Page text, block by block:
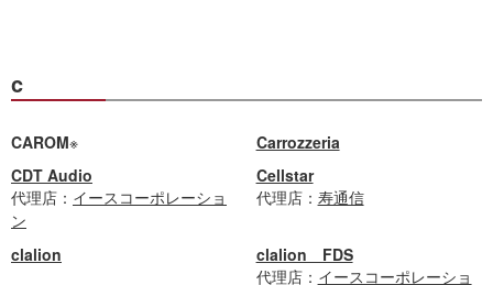
c
CAROM※
Carrozzeria
CDT Audio
代理店： イースコーポレーショ
ン
Cellstar
代理店： 寿通信
clalion
clalion FDS
代理店： イースコーポレーショ